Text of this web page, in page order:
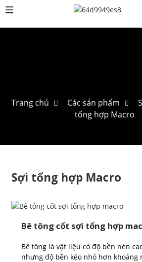
Trang chủ Các sản phẩm
tổng hợp Macro
Sợi tổng hợp Macro
Bê tông cốt sợi tổng hợp
Bê tông là vật liệu có độ bền nén
nhưng độ bền kéo nhỏ hơn khoảng